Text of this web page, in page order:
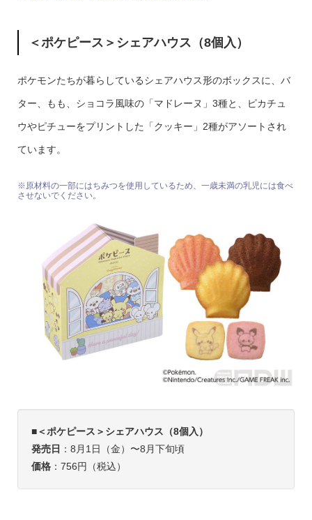
＜ポケピース＞シェアハウス（8個入）
ポケモンたちが暮らしているシェアハウス形のボックスに、バ
ター、もも、ショコラ風味の「マドレーヌ」3種と、ピカチュ
ウやピチューをプリントした「クッキー」2種がアソートされ
ています。
※原材料の一部にはちみつを使用しているため、一歳未満の乳児には食べ
させないでください。
■＜ポケピース＞シェアハウス（8個入）
発売日 ：8月1日（金）〜8月下旬頃
価格：756円（税込）